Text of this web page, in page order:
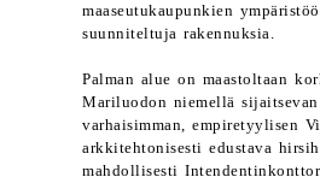
maaseutukaupunkien
suunniteltuja rakennuksia.
Palman alue on maastoltaan
Mariluodon niemellä
varhaisimman, empiretyylisen
arkkitehtonisesti edustava
mahdollisesti